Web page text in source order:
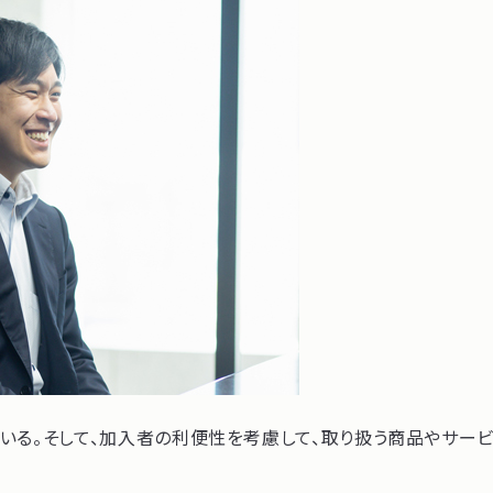
。そして、加入者の利便性を考慮して、取り扱う商品やサ